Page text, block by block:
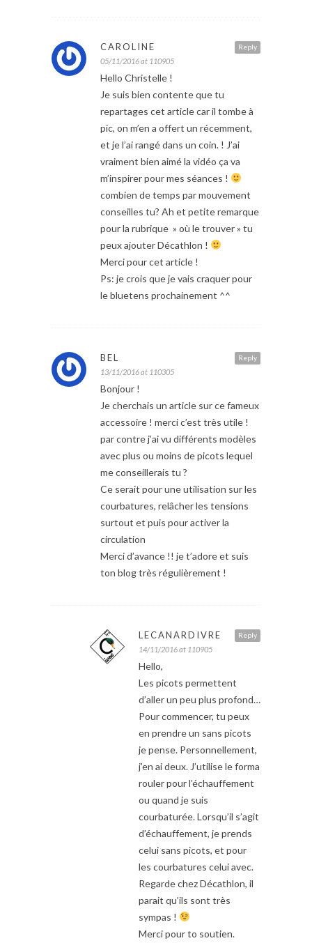
Reply
CAROLINE
05/11/2016 at 110905
Hello Christelle !
Je suis bien contente que tu
repartages cet article car il tombe à
pic, on m’en a offert un récemment,
et je l’ai rangé dans un coin. ! J’ai
vraiment bien aimé la vidéo ça va
m’inspirer pour mes séances !
combien de temps par mouvement
conseilles tu? Ah et petite remarque
pour la rubrique » où le trouver » tu
peux ajouter Décathlon !
Merci pour cet article !
Ps: je crois que je vais craquer pour
le bluetens prochainement ^^
Reply
BEL
13/11/2016 at 110305
Bonjour !
Je cherchais un article sur ce fameux
accessoire ! merci c’est très utile !
par contre j’ai vu différents modèles
avec plus ou moins de picots lequel
me conseillerais tu ?
Ce serait pour une utilisation sur les
courbatures, relâcher les tensions
surtout et puis pour activer la
circulation
Merci d’avance !! je t’adore et suis
ton blog très régulièrement !
Reply
LECANARDIVRE
14/11/2016 at 110905
Hello,
Les picots permettent
d’aller un peu plus profond…
Pour commencer, tu peux
en prendre un sans picots
je pense. Personnellement,
j’en ai deux. J’utilise le forma
rouler pour l’échauffement
ou quand je suis
courbaturée. Lorsqu’il s’agit
d’échauffement, je prends
celui sans picots, et pour
les courbatures celui avec.
Regarde chez Décathlon, il
parait qu’ils sont très
sympas !
Merci pour to soutien.